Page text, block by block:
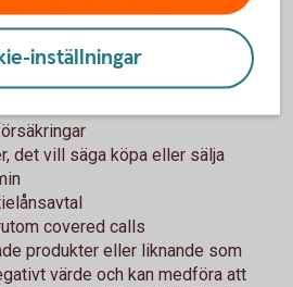
inte får äga aktier i moderbolaget
om aktielån eller handla optioner
är Swedbank AB
andra värdefulla metaller
det vill säga köpa eller sälja
covered calls
produkter eller liknande som
värde och kan medföra att
inställningar